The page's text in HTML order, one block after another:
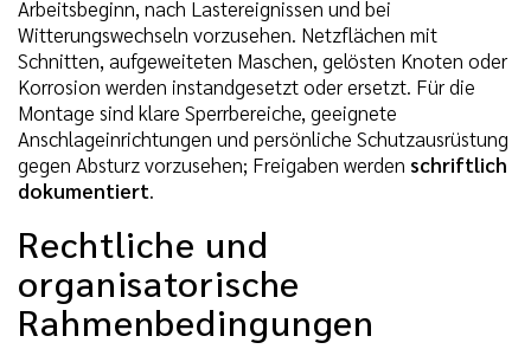
Arbeitsbeginn, nach Lastereignissen und bei
Witterungswechseln vorzusehen. Netzflächen mit
Schnitten, aufgeweiteten Maschen, gelösten Knoten oder
Korrosion werden instandgesetzt oder ersetzt. Für die
Montage sind klare Sperrbereiche, geeignete
Anschlageinrichtungen und persönliche Schutzausrüstung
gegen Absturz vorzusehen; Freigaben werden schriftlich
dokumentiert.
Rechtliche und
organisatorische
Rahmenbedingungen